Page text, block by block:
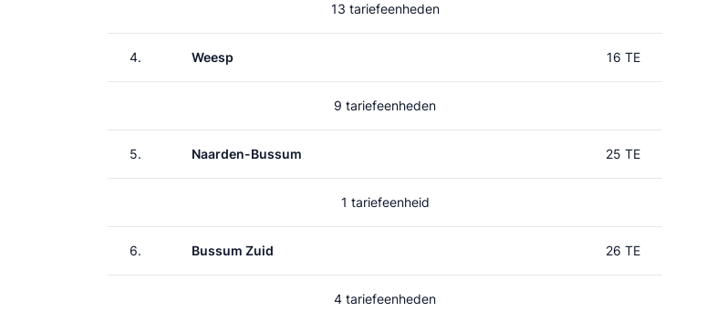
13 tariefeenheden
4. Weesp 16 TE
9 tariefeenheden
5. Naarden-Bussum 25 TE
1 tariefeenheid
6. Bussum Zuid 26 TE
4 tariefeenheden